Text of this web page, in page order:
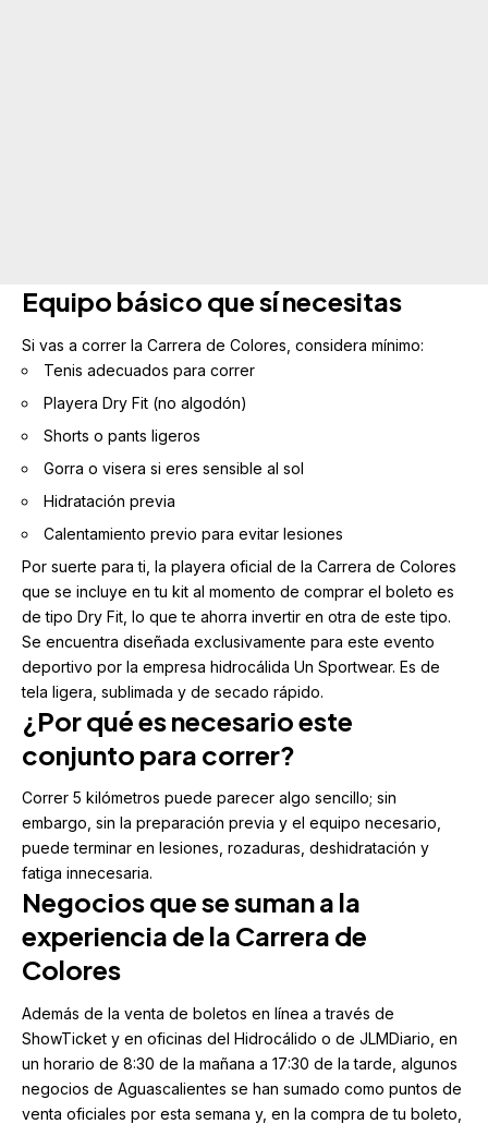
Equipo básico que sí necesitas
Si vas a correr la Carrera de Colores, considera mínimo:
Tenis adecuados para correr
Playera Dry Fit (no algodón)
Shorts o pants ligeros
Gorra o visera si eres sensible al sol
Hidratación previa
Calentamiento previo para evitar lesiones
Por suerte para ti, la playera oficial de la Carrera de Colores
que se incluye en tu kit al momento de comprar el boleto es
de tipo Dry Fit, lo que te ahorra invertir en otra de este tipo.
Se encuentra diseñada exclusivamente para este evento
deportivo por la empresa hidrocálida Un Sportwear. Es de
tela ligera, sublimada y de secado rápido.
¿Por qué es necesario este
conjunto para correr?
Correr 5 kilómetros puede parecer algo sencillo; sin
embargo, sin la preparación previa y el equipo necesario,
puede terminar en lesiones, rozaduras, deshidratación y
fatiga innecesaria.
Negocios que se suman a la
experiencia de la Carrera de
Colores
Además de la venta de boletos en línea a través de
ShowTicket y en oficinas del Hidrocálido o de JLMDiario, en
un horario de 8:30 de la mañana a 17:30 de la tarde, algunos
negocios de Aguascalientes se han sumado como puntos de
venta oficiales por esta semana y, en la compra de tu boleto,